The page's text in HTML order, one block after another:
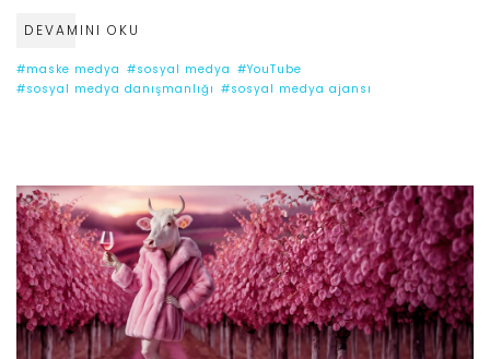
DEVAMINI OKU
#maske medya #sosyal medya #YouTube
#sosyal medya danışmanlığı #sosyal medya ajansı